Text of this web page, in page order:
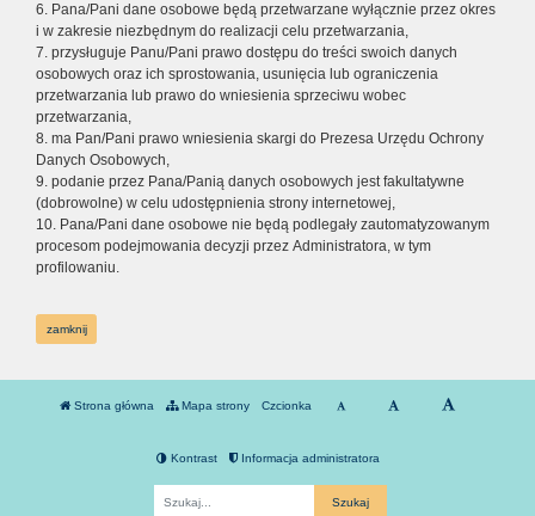
6. Pana/Pani dane osobowe będą przetwarzane wyłącznie przez okres
i w zakresie niezbędnym do realizacji celu przetwarzania,
7. przysługuje Panu/Pani prawo dostępu do treści swoich danych
osobowych oraz ich sprostowania, usunięcia lub ograniczenia
przetwarzania lub prawo do wniesienia sprzeciwu wobec
przetwarzania,
8. ma Pan/Pani prawo wniesienia skargi do Prezesa Urzędu Ochrony
Danych Osobowych,
9. podanie przez Pana/Panią danych osobowych jest fakultatywne
(dobrowolne) w celu udostępnienia strony internetowej,
10. Pana/Pani dane osobowe nie będą podlegały zautomatyzowanym
procesom podejmowania decyzji przez Administratora, w tym
profilowaniu.
zamknij
Strona główna Mapa strony Czcionka
Kontrast Informacja administratora